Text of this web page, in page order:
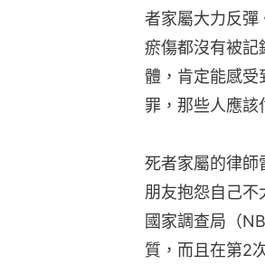
者家屬大力反彈
瘀傷都沒有被記
體，肯定能感
罪，那些人應該
死者家屬的律師
朋友抱怨自己不
國家調查局（
質，而且在第2